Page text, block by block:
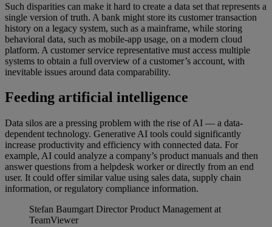
Such disparities can make it hard to create a data set that represents a
single version of truth. A bank might store its customer transaction
history on a legacy system, such as a mainframe, while storing
behavioral data, such as mobile-app usage, on a modern cloud
platform. A customer service representative must access multiple
systems to obtain a full overview of a customer’s account, with
inevitable issues around data comparability.
Feeding artificial intelligence
Data silos are a pressing problem with the rise of AI — a data-
dependent technology. Generative AI tools could significantly
increase productivity and efficiency with connected data. For
example, AI could analyze a company’s product manuals and then
answer questions from a helpdesk worker or directly from an end
user. It could offer similar value using sales data, supply chain
information, or regulatory compliance information.
Stefan Baumgart Director Product Management at
TeamViewer